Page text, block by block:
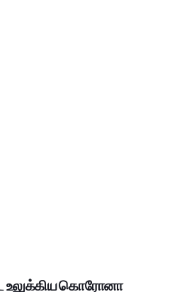
உலுக்கிய கொரோனா